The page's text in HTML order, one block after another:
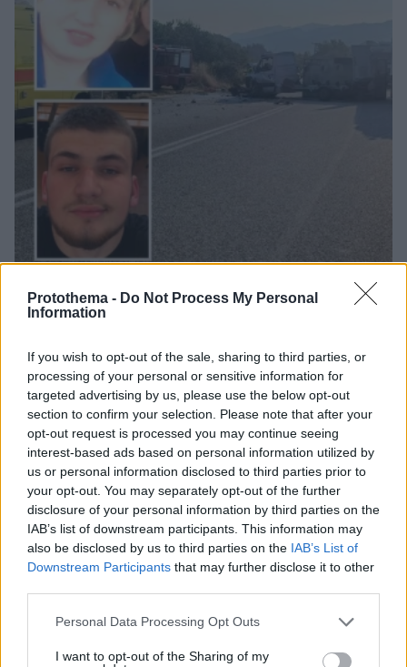
Protothema - Do Not Process My Personal
Information
If you wish to opt-out of the sale, sharing to third parties, or
processing of your personal or sensitive information for
targeted advertising by us, please use the below opt-out
section to confirm your selection. Please note that after your
opt-out request is processed you may continue seeing
interest-based ads based on personal information utilized by
us or personal information disclosed to third parties prior to
your opt-out. You may separately opt-out of the further
disclosure of your personal information by third parties on the
IAB’s list of downstream participants. This information may
also be disclosed by us to third parties on the IAB’s List of
Downstream Participants that may further disclose it to other
Please note that this website/app uses one or more Google
not limited to your visit or usage behaviour. You may click to
Personal Data Processing Opt Outs
I want to opt-out of the Sharing of my
Καρέ-καρέ η ανάλυση του τροχαίου στις Σέρρες
πραγματογνώμονας στο protothema
08.08.2026, 08:36
«Πόσα θέλεις για το κορίτσι;»:
Τουρίστας στην Κρήτη ζητά... τιμή για
να ασελγήσει σε ανήλικη, τι
καταγγέλλει ο ιδιοκτήτης επιχείρησης
07.08.2026, 18:22 406
Ο «Δράκος» του Λονδίνου: 40χρονος
με προβλήματα όρασης σκότωνε και
συλλάβει και τον άφησε ελεύθερο
07.08.2026, 22:54 57